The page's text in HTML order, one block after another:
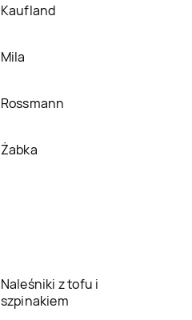
Kaufland
Mila
Rossmann
Żabka
Naleśniki z tofu i
szpinakiem